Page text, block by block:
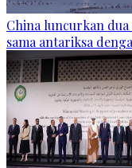
China luncurkan
sama antariksa